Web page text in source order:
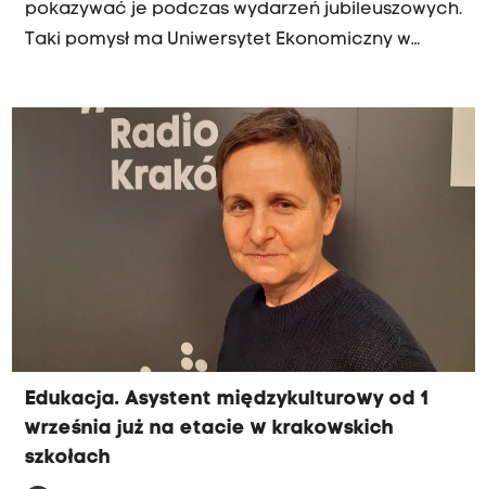
pokazywać je podczas wydarzeń jubileuszowych.
Taki pomysł ma Uniwersytet Ekonomiczny w
Edukacja. Asystent międzykulturowy od 1
września już na etacie w krakowskich
szkołach